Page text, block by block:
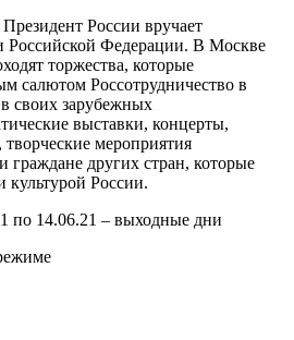
России вручает
Российской Федерации. В Москве
торжества, которые
салютом Россотрудничество в
своих зарубежных
выставки, концерты,
мероприятия
граждане других стран, которые
культурой России.
по 14.06.21 – выходные дни